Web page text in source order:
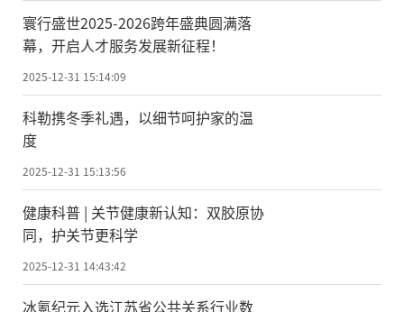
寰行盛世2025-2026跨年盛典圆满落
幕，开启人才服务发展新征程！
2025-12-31 15:14:09
科勒携冬季礼遇，以细节呵护家的温
度
2025-12-31 15:13:56
健康科普 | 关节健康新认知：双胶原协
同，护关节更科学
2025-12-31 14:43:42
冰氪纪元入选江苏省公共关系行业数